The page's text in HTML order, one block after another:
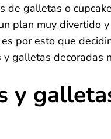
de galletas o
plan muy divertido
por esto que
galletas decoradas
y